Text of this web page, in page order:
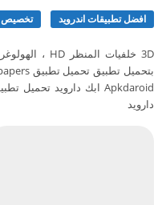
افضل تطبيقات اندرويد تخصيص
دارويد